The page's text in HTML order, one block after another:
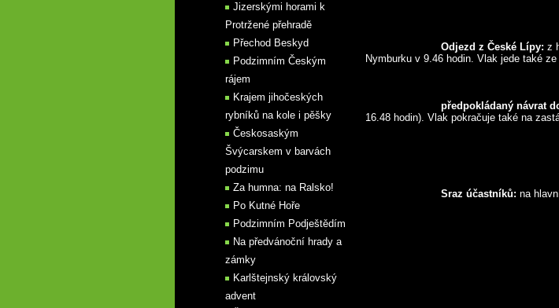
Odjezd z České Lípy: z
Nymburku v 9.46 hodin. Vlak jede také
předpokládaný návrat
16.48 hodin). Vlak pokračuje také na
Sraz účastníků: na
Jizerskými horami k
Protržené přehradě
Přechod Beskyd
Podzimním Českým
rájem
Krajem jihočeských
rybníků na kole i pěšky
Českosaským
Švýcarskem v barvách
podzimu
Za humna: na Ralsko!
Po Kutné Hoře
Podzimním Podještědím
Na předvánoční hrady a
zámky
Karlštejnský královský
advent